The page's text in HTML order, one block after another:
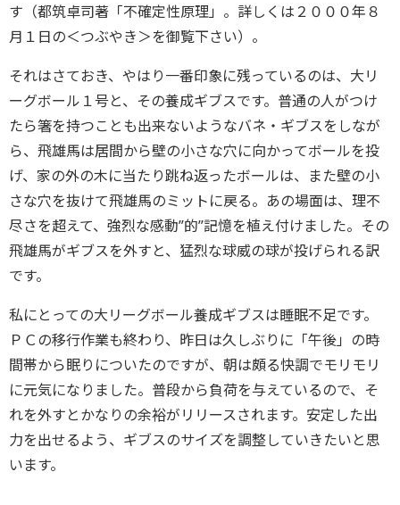
す（都筑卓司著「不確定性原理」。詳しくは２０００年８
月１日の＜つぶやき＞を御覧下さい）。
それはさておき、やはり一番印象に残っているのは、大リ
ーグボール１号と、その養成ギブスです。普通の人がつけ
たら箸を持つことも出来ないようなバネ・ギブスをしなが
ら、飛雄馬は居間から壁の小さな穴に向かってボールを投
げ、家の外の木に当たり跳ね返ったボールは、また壁の小
さな穴を抜けて飛雄馬のミットに戻る。あの場面は、理不
尽さを超えて、強烈な感動”的”記憶を植え付けました。その
飛雄馬がギブスを外すと、猛烈な球威の球が投げられる訳
です。
私にとっての大リーグボール養成ギブスは睡眠不足です。
ＰＣの移行作業も終わり、昨日は久しぶりに「午後」の時
間帯から眠りについたのですが、朝は頗る快調でモリモリ
に元気になりました。普段から負荷を与えているので、そ
れを外すとかなりの余裕がリリースされます。安定した出
力を出せるよう、ギブスのサイズを調整していきたいと思
います。